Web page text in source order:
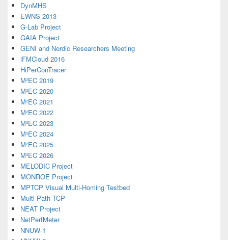
DynMHS
EWNS 2013
G-Lab Project
GAIA Project
GENI and Nordic Researchers Meeting
iFMCloud 2016
HiPerConTracer
M²EC 2019
M²EC 2020
M²EC 2021
M²EC 2022
M²EC 2023
M²EC 2024
M²EC 2025
M²EC 2026
MELODIC Project
MONROE Project
MPTCP Visual Multi-Homing Testbed
Multi-Path TCP
NEAT Project
NetPerfMeter
NNUW-1